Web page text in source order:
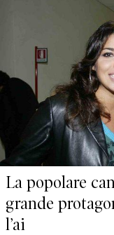
La popolare
grande
l’ai